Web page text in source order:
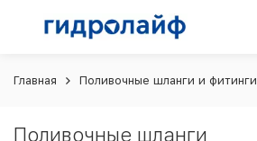
Главная Поливочные шланги и фитинги
Поливочные шланги